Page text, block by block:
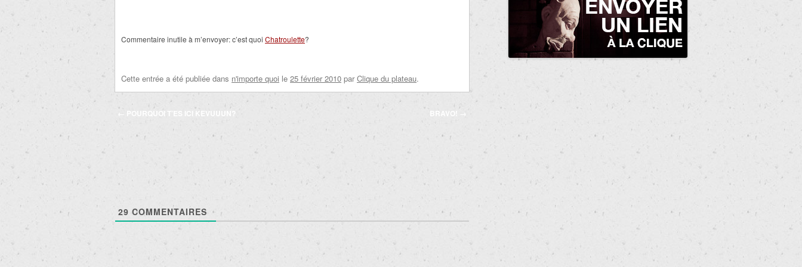
Commentaire inutile à m’envoyer: c’est quoi Chatroulette?
Cette entrée a été publiée dans n'importe quoi le 25 février 2010 par Clique du plateau.
Navigation
← POURQUOI T’ES ICI KEVUUUN? BRAVO! →
29 COMMENTAIRES